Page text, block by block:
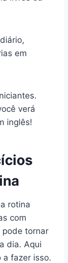
em
verá
inglês!
rotina
com
pode tornar
dia. Aqui
a fazer isso.